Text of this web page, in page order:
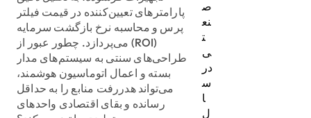
ص
نع
ت
ی
در
س
ا
ل
پارامترهای تعیین‌کننده در قیمت فیلتر
پرس و محاسبه نرخ بازگشت سرمایه
(ROI) می‌پردازد. چطور عبور از
طراحی‌های سنتی به سیستم‌های مدار
بسته و اعمال اتوماسیون هوشمند،
می‌تواند هدررفت منابع را به حداقل
رسانده و بقای اقتصادی واحدهای